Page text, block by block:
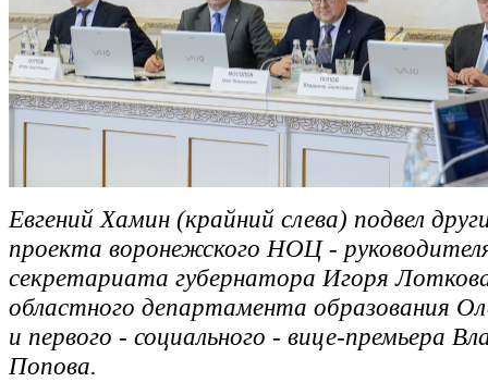
Евгений Хамин (крайний слева) подвел
проекта воронежского НОЦ -
секретариата губернатора Игоря
областного департамента образования
и первого - социального - вице-премьера
Попова.